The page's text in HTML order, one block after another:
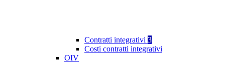
Contratti integrativi 3
Costi contratti integrativi
OIV